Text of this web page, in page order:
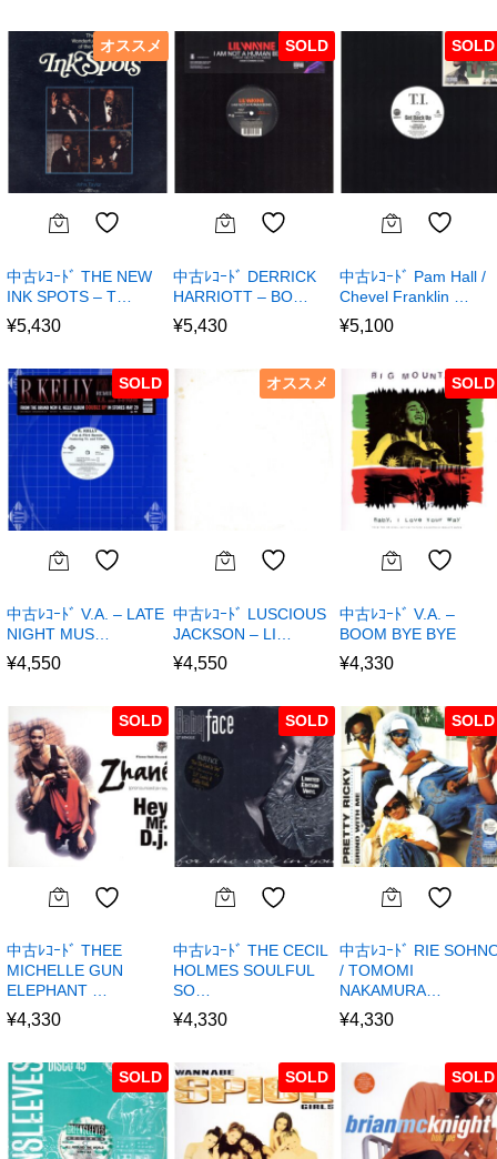
オススメ
中古ﾚｺｰﾄﾞ THE NEW
INK SPOTS – T…
¥5,430
SOLD
中古ﾚｺｰﾄﾞ DERRICK
HARRIOTT – BO…
¥5,430
SOLD
中古ﾚｺｰﾄﾞ Pam Hall /
Chevel Franklin …
¥5,100
SOLD
中古ﾚｺｰﾄﾞ V.A. – LATE
NIGHT MUS…
¥4,550
オススメ
中古ﾚｺｰﾄﾞ LUSCIOUS
JACKSON – LI…
¥4,550
SOLD
中古ﾚｺｰﾄﾞ V.A. –
BOOM BYE BYE
¥4,330
SOLD
中古ﾚｺｰﾄﾞ THEE
MICHELLE GUN
ELEPHANT …
¥4,330
SOLD
中古ﾚｺｰﾄﾞ THE CECIL
HOLMES SOULFUL
SO…
¥4,330
SOLD
中古ﾚｺｰﾄﾞ RIE
/ TOMOMI
NAKAMURA…
¥4,330
SOLD SOLD SOLD